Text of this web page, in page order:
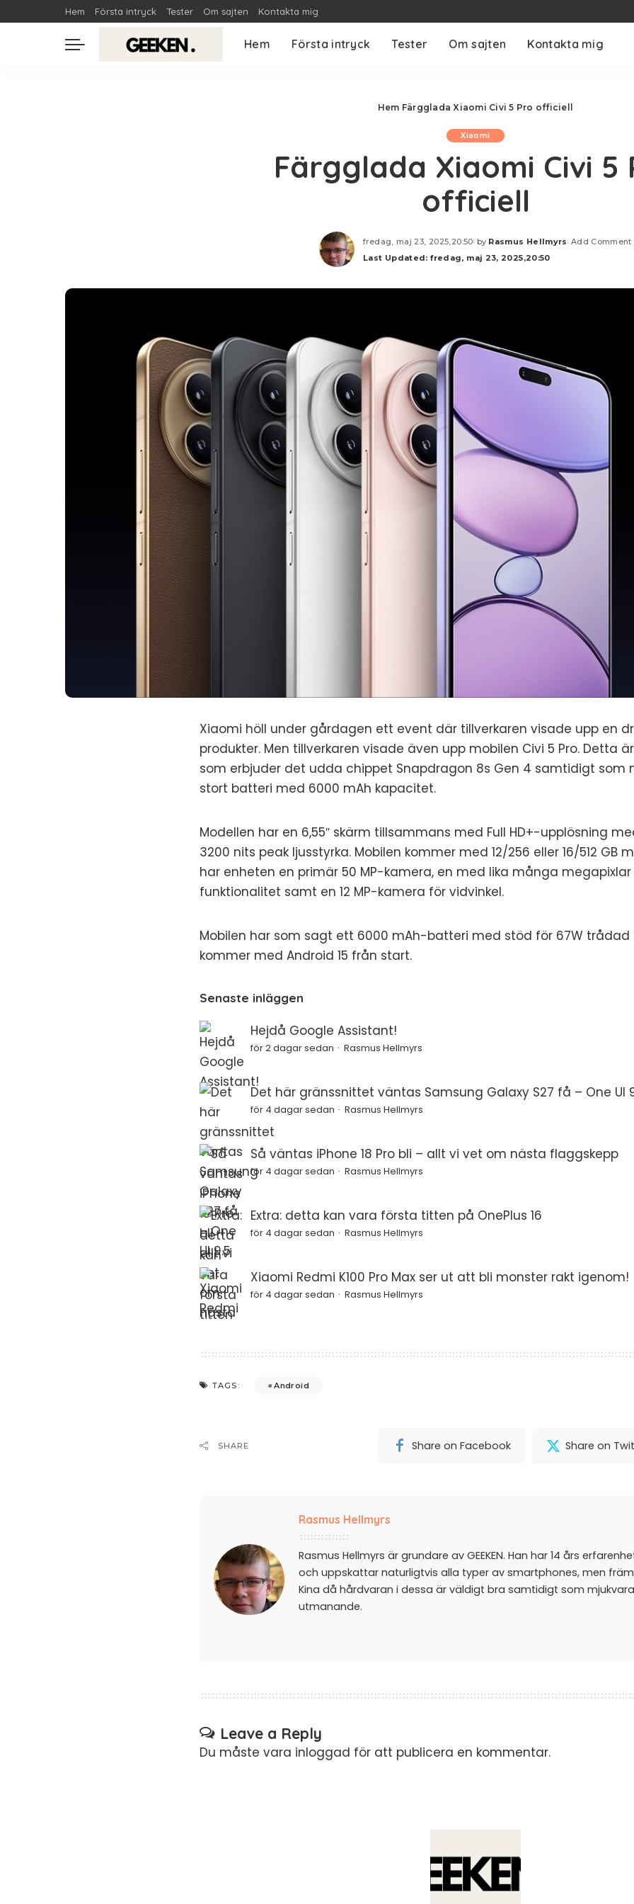
Hem Första intryck Tester Om sajten Kontakta mig
Hem Första intryck Tester Om sajten Kontakta mig
Hem Färgglada Xiaomi Civi 5 Pro officiell
Xiaomi
Färgglada Xiaomi Civi 5
officiell
fredag, maj 23, 2025,20:50
Posted
by
by Rasmus Hellmyrs Add Comment
Last Updated: fredag, maj 23, 2025,20:50
Xiaomi höll under gårdagen ett event där tillverkaren visade upp en
produkter. Men tillverkaren visade även upp mobilen Civi 5 Pro. Detta
som erbjuder det udda chippet Snapdragon 8s Gen 4 samtidigt som
stort batteri med 6000 mAh kapacitet.
Modellen har en 6,55″ skärm tillsammans med Full HD+-upplösning
3200 nits peak ljusstyrka. Mobilen kommer med 12/256 eller 16/512 GB
har enheten en primär 50 MP-kamera, en med lika många
funktionalitet samt en 12 MP-kamera för vidvinkel.
Mobilen har som sagt ett 6000 mAh-batteri med stöd för 67W trådad
kommer med Android 15 från start.
Senaste inläggen
Hejdå Google Assistant!
för 2 dagar sedan Rasmus Hellmyrs
Det här gränssnittet väntas Samsung Galaxy S27 få – One UI
för 4 dagar sedan Rasmus Hellmyrs
Så väntas iPhone 18 Pro bli – allt vi vet om nästa flaggskepp
för 4 dagar sedan Rasmus Hellmyrs
Extra: detta kan vara första titten på OnePlus 16
för 4 dagar sedan Rasmus Hellmyrs
Xiaomi Redmi K100 Pro Max ser ut att bli monster rakt igenom!
för 4 dagar sedan Rasmus Hellmyrs
TAGS: Android
SHARE Share on Facebook Share on
Rasmus Hellmyrs
Rasmus Hellmyrs är grundare av GEEKEN. Han har 14 års
och uppskattar naturligtvis alla typer av smartphones, men
Kina då hårdvaran i dessa är väldigt bra samtidigt som
utmanande.
Leave a Reply
Du måste vara inloggad för att publicera en kommentar.